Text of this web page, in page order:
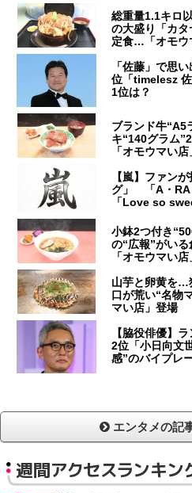
総重量1.1キロ
の大盛り「カ
定食…「オモウ
「佐藤」で思
位「timelesz
1位は？
ブランド牛“A5
キ“140グラム
「オモウマい
【嵐】ファン
グ」 「A・RA
「Love so
小鉢2つ付き
の“広報”がい
「オモウマい
山芋と卵黄を…
口が荒い“名物
マい店」登場
【脇役俳優】
2位「小日向文
感”のバイプレ
エンタメの記
週間アクセスランキン